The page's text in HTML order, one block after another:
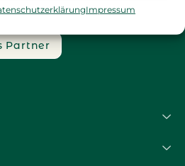
Impressum
Partner